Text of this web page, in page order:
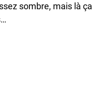
sombre, mais là ça